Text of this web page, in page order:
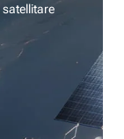
satellitare